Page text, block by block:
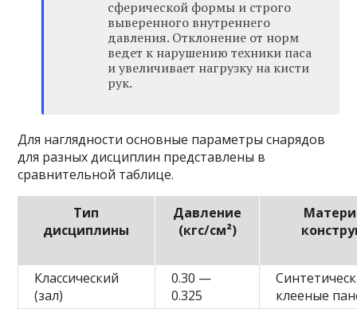
сферической формы и строго
выверенного внутреннего
давления. Отклонение от норм
ведет к нарушению техники паса
и увеличивает нагрузку на кисти
рук.
Для наглядности основные параметры снарядов
для разных дисциплин представлены в
сравнительной таблице.
Тип
дисциплины
Давление
(кгс/см²)
Классический
(зал)
0.30 —
0.325
клееные